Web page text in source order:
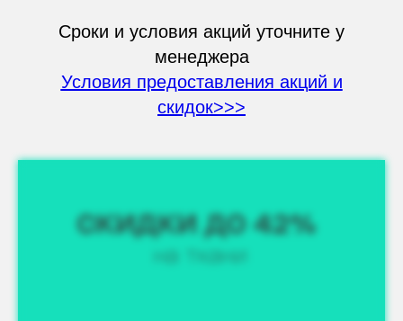
Сроки и условия акций уточните у
менеджера
Условия предоставления акций и
скидок>>>